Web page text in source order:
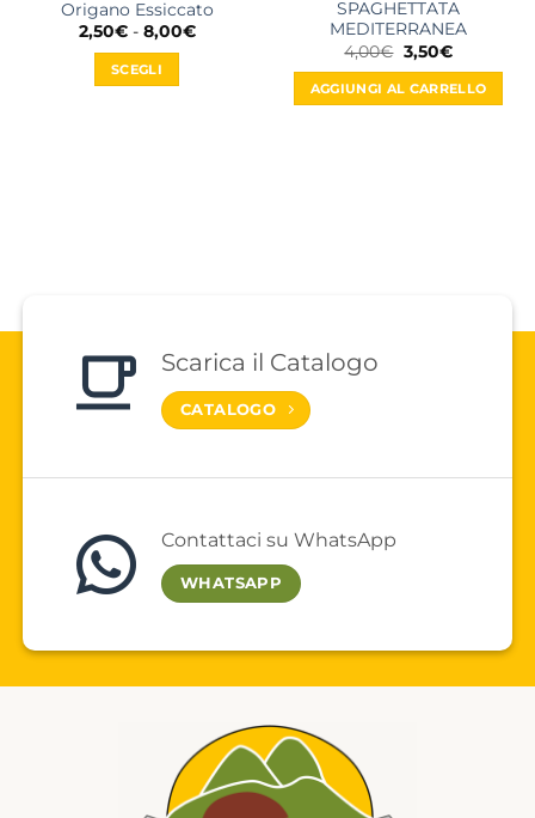
Origano Essiccato
2,50€ - 8,00€Fascia
SCEGLI
pagina
prodotto
SPAGHETTATA
MEDITERRANEA
4,00€ Il
prezzo
originale
era:
4,00€.
3,50€Il
attuale
è:
3,50€.
AGGIUNGI AL CARRELLO
Scarica il Catalogo
CATALOGO
Contattaci su WhatsApp
WHATSAPP